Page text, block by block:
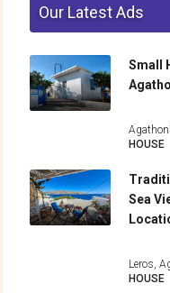
Our Latest Ads
Small
HOUSE
Sea
Leros,
HOUSE